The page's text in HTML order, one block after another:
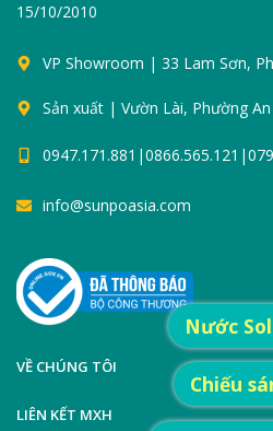
15/10/2010
VP Showroom | 33 Lam Sơn,
Sản xuất | Vườn Lài, Phường
info@sunpoasia.com
VỀ CHÚNG TÔI
LIÊN KẾT MXH
Nước
Chiếu